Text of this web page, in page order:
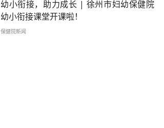
幼小衔接，助力成长 | 徐州市妇幼保健院
幼小衔接课堂开课啦！
保健院新闻